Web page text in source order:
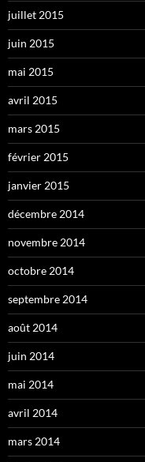
juillet 2015
juin 2015
mai 2015
avril 2015
mars 2015
février 2015
janvier 2015
décembre 2014
novembre 2014
octobre 2014
septembre 2014
août 2014
juin 2014
mai 2014
avril 2014
mars 2014